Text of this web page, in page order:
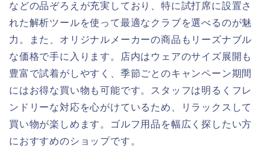
などの品ぞろえが充実しており、特に試打席に設置さ
れた解析ツールを使って最適なクラブを選べるのが魅
力。また、オリジナルメーカーの商品もリーズナブル
な価格で手に入ります。店内はウェアのサイズ展開も
豊富で試着がしやすく、季節ごとのキャンペーン期間
にはお得な買い物も可能です。スタッフは明るくフレ
ンドリーな対応を心がけているため、リラックスして
買い物が楽しめます。ゴルフ用品を幅広く探したい方
におすすめのショップです。